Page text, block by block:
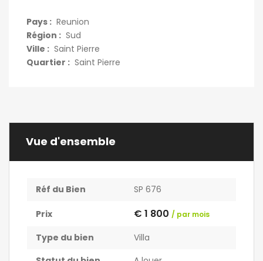
Pays : Reunion
Région : Sud
Ville : Saint Pierre
Quartier : Saint Pierre
Vue d'ensemble
Réf du Bien SP 676
Prix € 1 800 / par mois
Type du bien
Villa